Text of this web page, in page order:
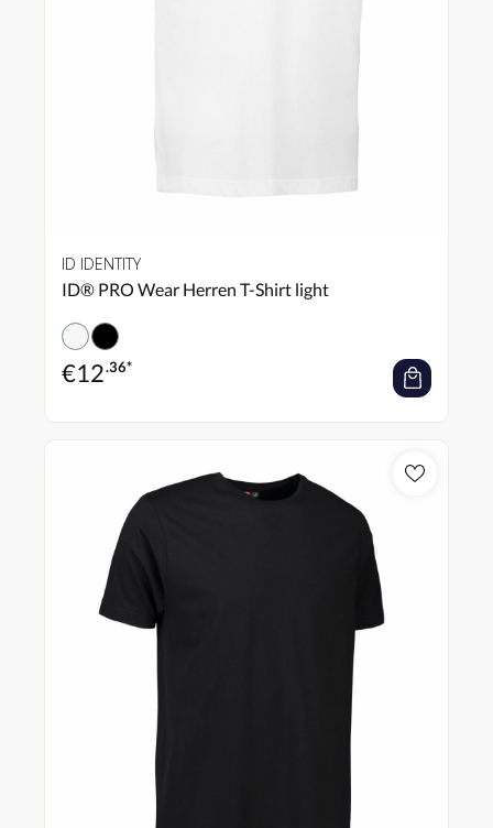
ID IDENTITY
ID® PRO Wear Herren T-Shirt light
€12.36*